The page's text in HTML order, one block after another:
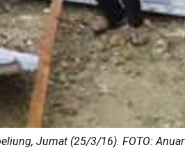
Jumat (25/3/16). FOTO: Anuar